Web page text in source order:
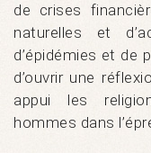
de crises
naturelles et
d’épidémies et de
d’ouvrir une
appui les
hommes dans